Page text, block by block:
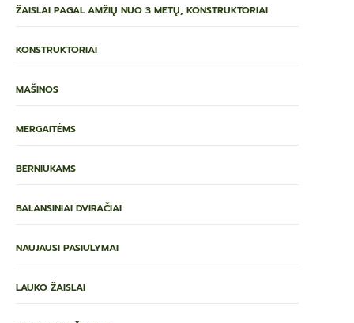
ŽAISLAI PAGAL AMŽIŲ NUO 3 METŲ, KONSTRUKTORIAI
KONSTRUKTORIAI
MAŠINOS
MERGAITĖMS
BERNIUKAMS
BALANSINIAI DVIRAČIAI
NAUJAUSI PASIŪLYMAI
LAUKO ŽAISLAI